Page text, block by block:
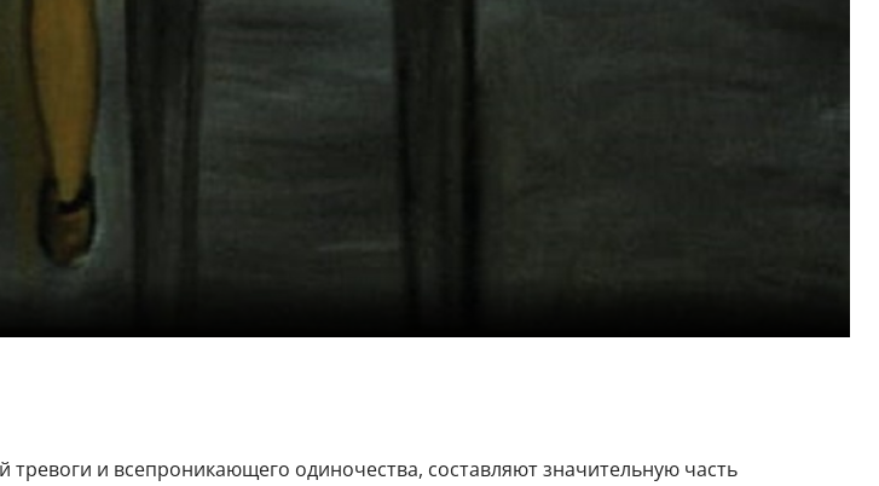
и всепроникающего одиночества, составляют значительную часть